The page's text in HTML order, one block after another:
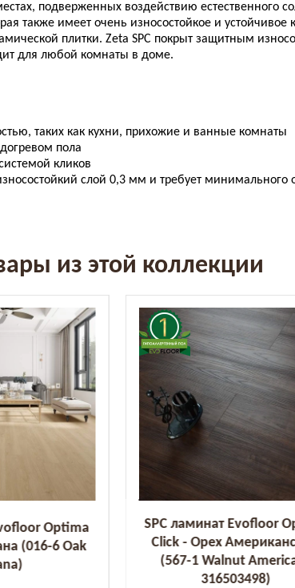
подверженных воздействию естественного
также имеет очень износостойкое и
плитки. Zeta SPC покрыт защитным
для любой комнаты в доме.
таких как кухни, прихожие и ванные комнаты
пола
кликов
слой 0,3 мм и требует минимального
из этой коллекции
Optima
(016-6 Oak
SPC ламинат Evofloor
Click - Орех
(567-1 Walnut
316503498)